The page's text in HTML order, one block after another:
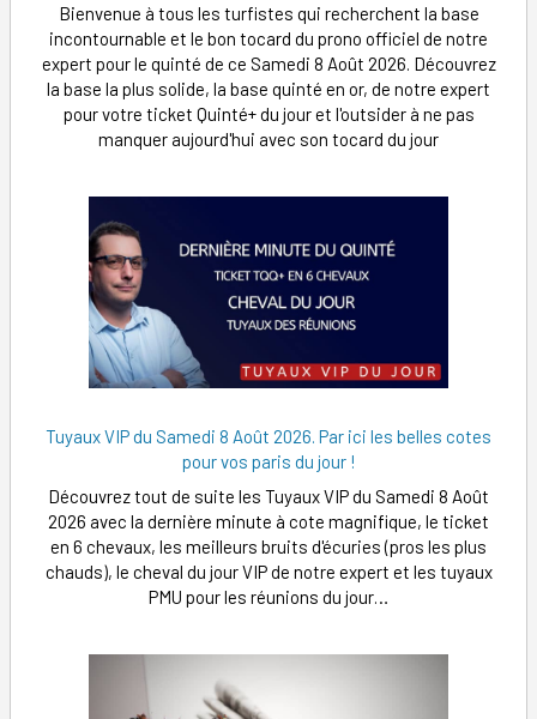
Bienvenue à tous les turfistes qui recherchent la base
incontournable et le bon tocard du prono officiel de notre
expert pour le quinté de ce Samedi 8 Août 2026. Découvrez
la base la plus solide, la base quinté en or, de notre expert
pour votre ticket Quinté+ du jour et l'outsider à ne pas
manquer aujourd'hui avec son tocard du jour
Tuyaux VIP du Samedi 8 Août 2026. Par ici les belles cotes
pour vos paris du jour !
Découvrez tout de suite les Tuyaux VIP du Samedi 8 Août
2026 avec la dernière minute à cote magnifique, le ticket
en 6 chevaux, les meilleurs bruits d'écuries (pros les plus
chauds), le cheval du jour VIP de notre expert et les tuyaux
PMU pour les réunions du jour…